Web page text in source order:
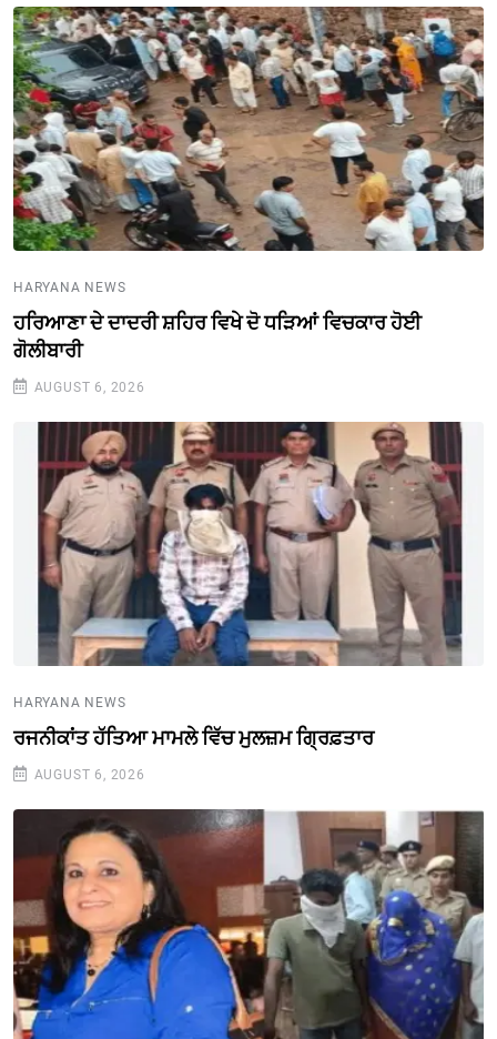
HARYANA NEWS
ਹਰਿਆਣਾ ਦੇ ਦਾਦਰੀ ਸ਼ਹਿਰ ਵਿਖੇ ਦੋ ਧੜਿਆਂ ਵਿਚਕਾਰ ਹੋਈ
ਗੋਲੀਬਾਰੀ
AUGUST 6, 2026
HARYANA NEWS
ਰਜਨੀਕਾਂਤ ਹੱਤਿਆ ਮਾਮਲੇ ਵਿੱਚ ਮੁਲਜ਼ਮ ਗ੍ਰਿਫ਼ਤਾਰ
AUGUST 6, 2026